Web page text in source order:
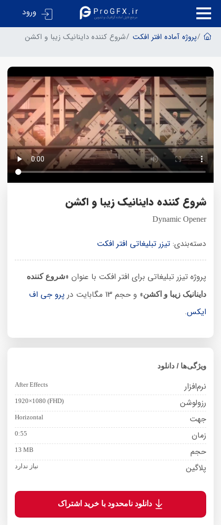
ورود
پروژه آماده افتر افکت شروع کننده داینانیک زیبا و اکشن
شروع کننده داینانیک زیبا و اکشن
Dynamic Opener
دسته‌بندی: تیزر تبلیغاتی افتر افکت
پروژه تیزر تبلیغاتی برای افتر افکت با عنوان «شروع کننده
داینانیک زیبا و اکشن» و حجم 13 مگابایت در
پرو جی اف
ایکس.
ویژگی‌ها / دانلود
نرم‌افزار After Effects
رزولوشن 1920×1080 (FHD)
جهت Horizontal
زمان 0:55
حجم 13 MB
پلاگین نیاز ندارد
دانلود نامحدود با خرید اشتراک